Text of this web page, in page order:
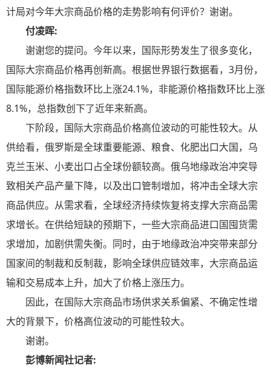
计局对今年大宗商品价格的走势影响有何评价？谢谢。
付凌晖:
谢谢您的提问。今年以来，国际形势发生了很多变化，
国际大宗商品价格再创新高。根据世界银行数据看，3月份，
国际能源价格指数环比上涨24.1%，非能源价格指数环比上涨
8.1%，总指数创下了近年来新高。
下阶段，国际大宗商品价格高位波动的可能性较大。从
供给看，俄罗斯是全球重要能源、粮食、化肥出口大国，乌
克兰玉米、小麦出口占全球份额较高。俄乌地缘政治冲突导
致相关产品产量下降，以及出口管制增加，将冲击全球大宗
商品供应。从需求看，全球经济持续恢复将支撑大宗商品需
求增长。在供给短缺的预期下，一些大宗商品进口国囤货需
求增加，加剧供需失衡。同时，由于地缘政治冲突带来部分
国家间的制裁和反制裁，影响全球供应链效率，大宗商品运
输和交易成本上升，加大了价格上涨压力。
因此，在国际大宗商品市场供求关系偏紧、不确定性增
大的背景下，价格高位波动的可能性较大。
谢谢。
彭博新闻社记者: